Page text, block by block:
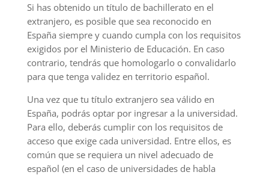
Si has obtenido un título de bachillerato en el
extranjero, es posible que sea reconocido en
España siempre y cuando cumpla con los requisitos
exigidos por el Ministerio de Educación. En caso
contrario, tendrás que homologarlo o convalidarlo
para que tenga validez en territorio español.
Una vez que tu título extranjero sea válido en
España, podrás optar por ingresar a la universidad.
Para ello, deberás cumplir con los requisitos de
acceso que exige cada universidad. Entre ellos, es
común que se requiera un nivel adecuado de
español (en el caso de universidades de habla